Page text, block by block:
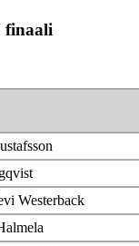
finaali
Westerback